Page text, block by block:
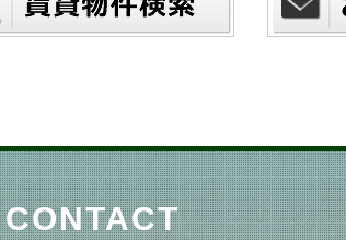
CONTACT